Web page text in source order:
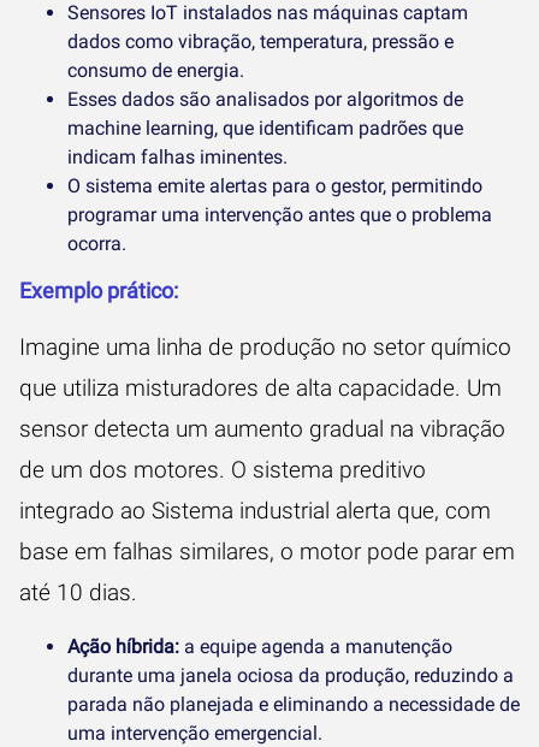
Sensores IoT instalados nas máquinas captam
dados como vibração, temperatura, pressão e
consumo de energia.
Esses dados são analisados por algoritmos de
machine learning, que identificam padrões que
indicam falhas iminentes.
O sistema emite alertas para o gestor, permitindo
programar uma intervenção antes que o problema
ocorra.
Exemplo prático:
Imagine uma linha de produção no setor químico
que utiliza misturadores de alta capacidade. Um
sensor detecta um aumento gradual na vibração
de um dos motores. O sistema preditivo
integrado ao Sistema industrial alerta que, com
base em falhas similares, o motor pode parar em
até 10 dias.
Ação híbrida: a equipe agenda a manutenção
durante uma janela ociosa da produção, reduzindo a
parada não planejada e eliminando a necessidade de
uma intervenção emergencial.